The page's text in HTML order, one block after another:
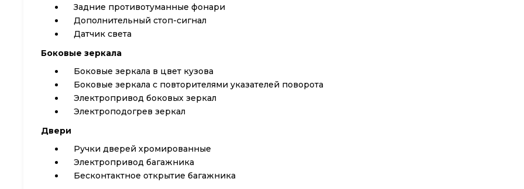
Задние противотуманные фонари
Дополнительный стоп-сигнал
Датчик света
Боковые зеркала
Боковые зеркала в цвет кузова
Боковые зеркала с повторителями указателей поворота
Электропривод боковых зеркал
Электроподогрев зеркал
Двери
Ручки дверей хромированные
Электропривод багажника
Бесконтактное открытие багажника